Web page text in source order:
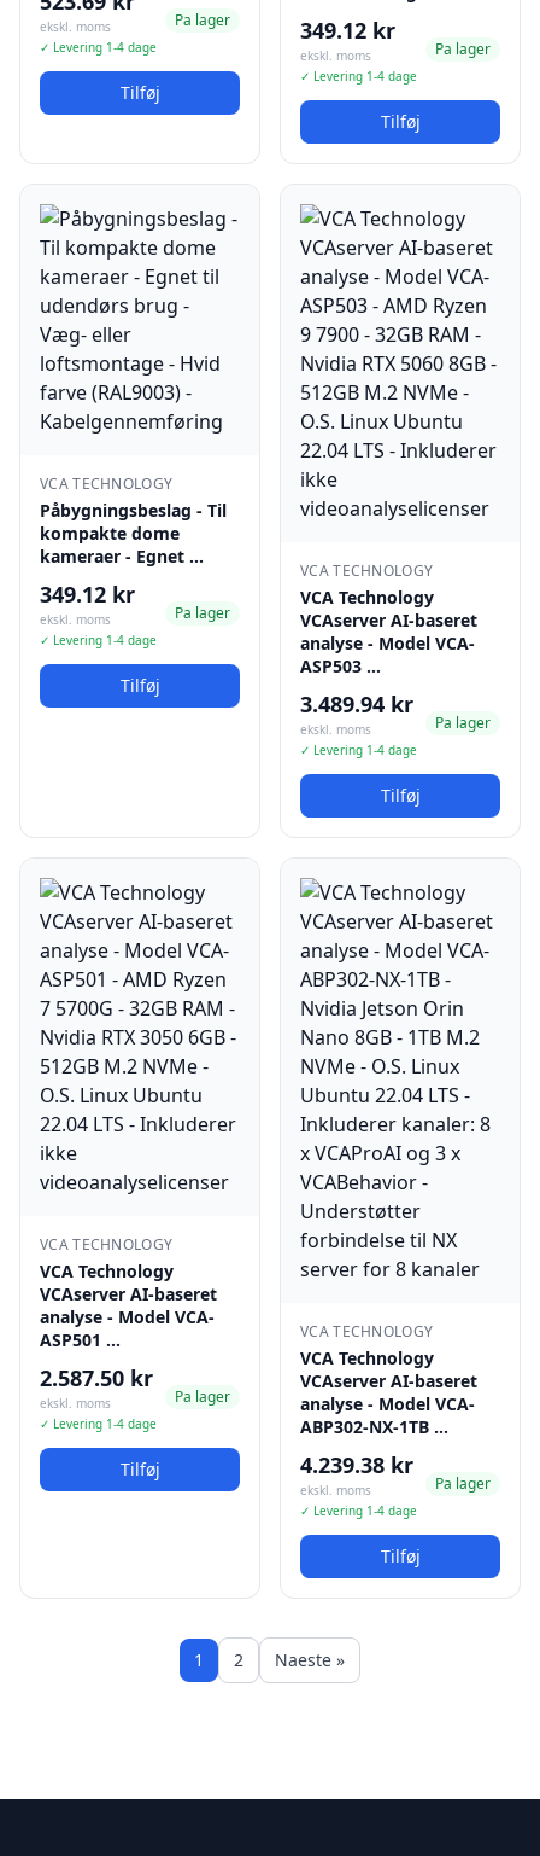
ekskl. moms
✓ Levering 1-4 dage
Pa lager
Tilføj
349.12 kr
ekskl. moms
✓ Levering 1-4 dage
Pa lager
Tilføj
VCA TECHNOLOGY
Påbygningsbeslag - Til
kompakte dome
kameraer - Egnet …
349.12 kr
ekskl. moms
✓ Levering 1-4 dage
Pa lager
Tilføj
VCA TECHNOLOGY
VCA Technology
VCAserver AI-baseret
analyse - Model VCA-
ASP503 …
3.489.94 kr
ekskl. moms
✓ Levering 1-4 dage
Pa lager
Tilføj
VCA TECHNOLOGY
VCA Technology
VCAserver AI-baseret
analyse - Model VCA-
ASP501 …
2.587.50 kr
ekskl. moms
✓ Levering 1-4 dage
Pa lager
Tilføj
VCA TECHNOLOGY
VCA Technology
VCAserver AI-baseret
analyse - Model VCA-
ABP302-NX-1TB …
4.239.38 kr
ekskl. moms
✓ Levering 1-4 dage
Pa lager
Tilføj
1 2 Naeste »